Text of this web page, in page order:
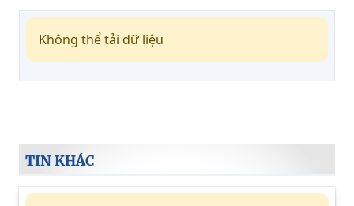
Không thể tải dữ liệu
TIN KHÁC